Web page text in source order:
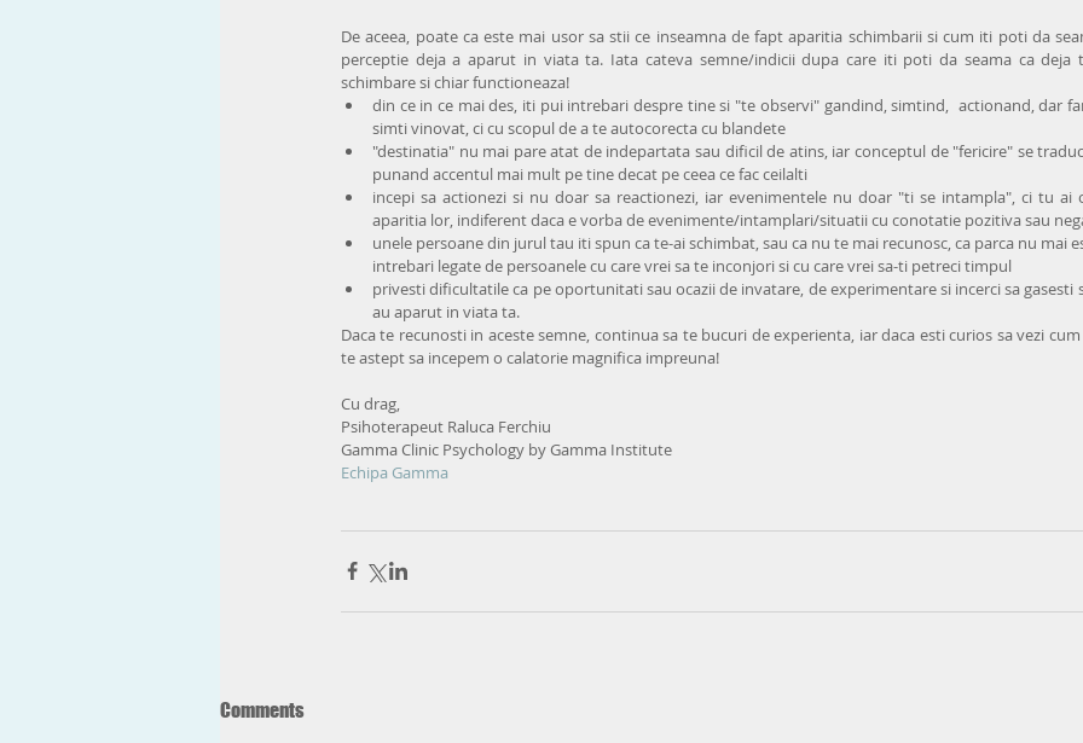
De aceea, poate ca este mai usor sa stii ce inseamna de fapt aparitia schimbarii si cum iti poti da
perceptie deja a aparut in viata ta. Iata cateva semne/indicii dupa care iti poti da seama ca deja
schimbare si chiar functioneaza!
din ce in ce mai des, iti pui intrebari despre tine si "te observi" gandind, simtind,  actionand, dar
simti vinovat, ci cu scopul de a te autocorecta cu blandete
"destinatia" nu mai pare atat de indepartata sau dificil de atins, iar conceptul de "fericire" se
punand accentul mai mult pe tine decat pe ceea ce fac ceilalti
incepi sa actionezi si nu doar sa reactionezi, iar evenimentele nu doar "ti se intampla", ci tu
aparitia lor, indiferent daca e vorba de evenimente/intamplari/situatii cu conotatie pozitiva sau
unele persoane din jurul tau iti spun ca te-ai schimbat, sau ca nu te mai recunosc, ca parca nu mai
intrebari legate de persoanele cu care vrei sa te inconjori si cu care vrei sa-ti petreci timpul
privesti dificultatile ca pe oportunitati sau ocazii de invatare, de experimentare si incerci sa gasesti
au aparut in viata ta.
Daca te recunosti in aceste semne, continua sa te bucuri de experienta, iar daca esti curios sa vezi
te astept sa incepem o calatorie magnifica impreuna!
Cu drag,
Psihoterapeut Raluca Ferchiu
Gamma Clinic Psychology by Gamma Institute
Echipa Gamma
Comments